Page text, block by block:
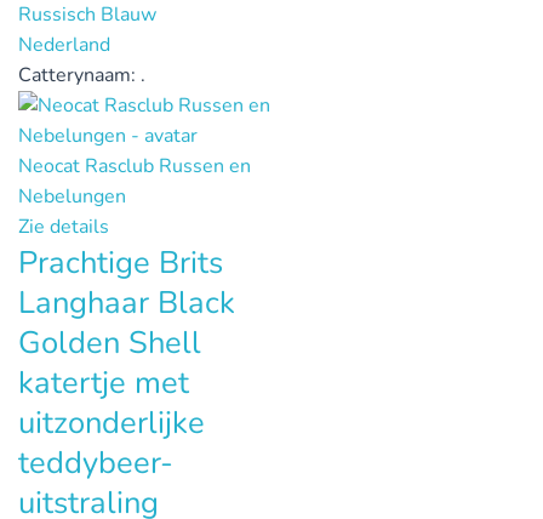
Russisch Blauw
Nederland
Catterynaam: .
Neocat Rasclub Russen en
Nebelungen
Zie details
Prachtige Brits
Langhaar Black
Golden Shell
katertje met
uitzonderlijke
teddybeer-
uitstraling